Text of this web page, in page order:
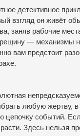
детективное
взгляд он живёт
заняв рабочие
— механизмы
вам предстоит
любую жертву,
событий.
Здесь нельзя